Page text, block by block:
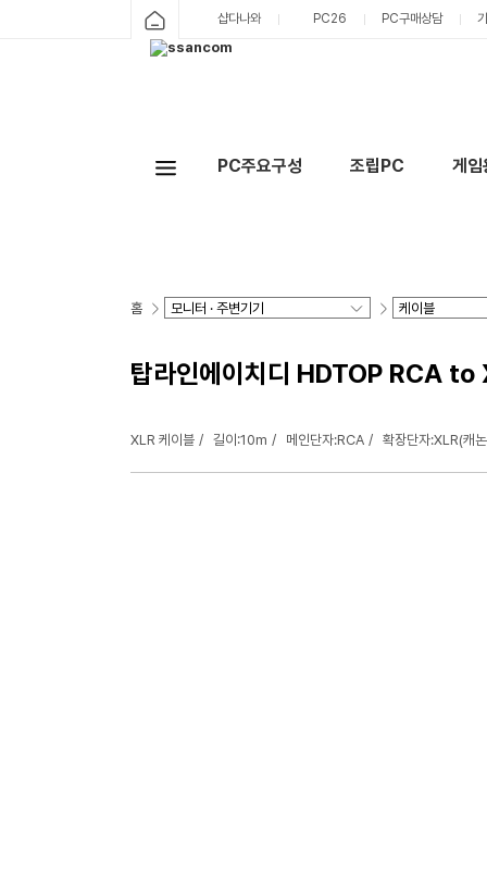
샵다나와 PC26 PC구매상담
PC주요구성 조립PC 게
홈
탑라인에이치디 HDTOP RCA
XLR 케이블 길이:10m 메인단자:RCA 확장단자:XLR(캐